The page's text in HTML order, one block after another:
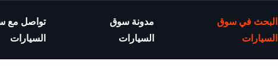
البحث في سوق
السيارات
مدونة سوق
السيارات
تواصل مع
السيارات